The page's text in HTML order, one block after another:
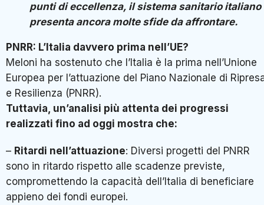
punti di eccellenza, il sistema sanitario italiano
presenta ancora molte sfide da affrontare.
PNRR: L’Italia davvero prima nell’UE?
Meloni ha sostenuto che l’Italia è la prima nell’Unione
Europea per l’attuazione del Piano Nazionale di
e Resilienza (PNRR).
Tuttavia, un’analisi più attenta dei progressi
realizzati fino ad oggi mostra che:
– Ritardi nell’attuazione: Diversi progetti del PNRR
sono in ritardo rispetto alle scadenze previste,
compromettendo la capacità dell’Italia di beneficiare
appieno dei fondi europei.